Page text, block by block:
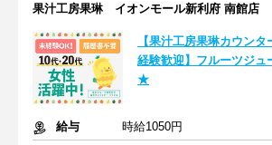
果汁工房果琳 イオンモール新利府 南館店
【果汁工房果琳カウン
経験歓迎】フルーツジ
★
給与
時給1050円